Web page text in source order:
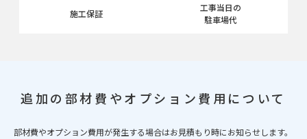
施工保証
工事当日の
駐車場代
追加の部材費やオプション費用について
部材費やオプション費用が発生する場合はお見積もり時にお知らせします。